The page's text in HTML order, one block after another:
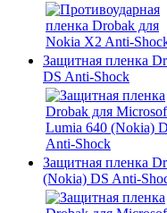
Защитная пленка
DS Anti-Shock
Защитная пленка
(Nokia) DS Anti-